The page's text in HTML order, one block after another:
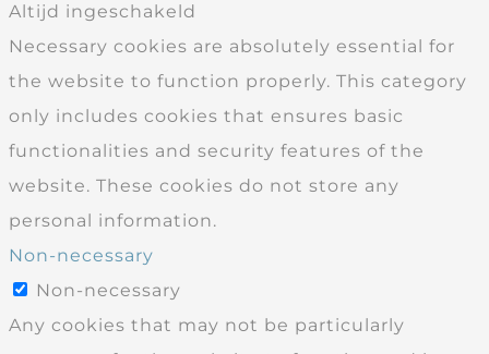
Altijd ingeschakeld
Necessary cookies are absolutely essential for
the website to function properly. This category
only includes cookies that ensures basic
functionalities and security features of the
website. These cookies do not store any
personal information.
Non-necessary
Non-necessary
Any cookies that may not be particularly